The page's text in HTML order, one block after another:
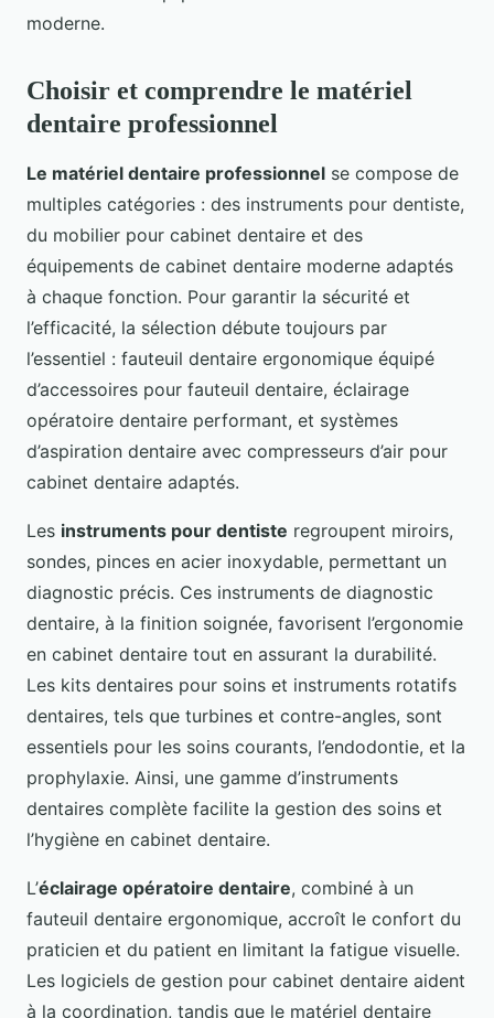
moderne.
Choisir et comprendre le matériel
dentaire professionnel
Le matériel dentaire professionnel se compose de
multiples catégories : des instruments pour dentiste,
du mobilier pour cabinet dentaire et des
équipements de cabinet dentaire moderne adaptés
à chaque fonction. Pour garantir la sécurité et
l’efficacité, la sélection débute toujours par
l’essentiel : fauteuil dentaire ergonomique équipé
d’accessoires pour fauteuil dentaire, éclairage
opératoire dentaire performant, et systèmes
d’aspiration dentaire avec compresseurs d’air pour
cabinet dentaire adaptés.
Les instruments pour dentiste regroupent miroirs,
sondes, pinces en acier inoxydable, permettant un
diagnostic précis. Ces instruments de diagnostic
dentaire, à la finition soignée, favorisent l’ergonomie
en cabinet dentaire tout en assurant la durabilité.
Les kits dentaires pour soins et instruments rotatifs
dentaires, tels que turbines et contre-angles, sont
essentiels pour les soins courants, l’endodontie, et la
prophylaxie. Ainsi, une gamme d’instruments
dentaires complète facilite la gestion des soins et
l’hygiène en cabinet dentaire.
L’éclairage opératoire dentaire, combiné à un
fauteuil dentaire ergonomique, accroît le confort du
praticien et du patient en limitant la fatigue visuelle.
Les logiciels de gestion pour cabinet dentaire aident
à la coordination, tandis que le matériel dentaire